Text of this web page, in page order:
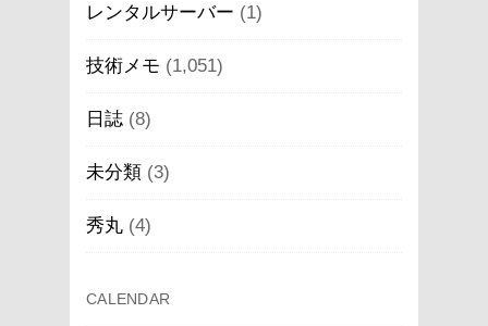
レンタルサーバー (1)
技術メモ (1,051)
日誌 (8)
未分類 (3)
秀丸 (4)
CALENDAR